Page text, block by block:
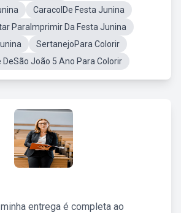
CaracolDe Festa Junina
ParaImprimir Da Festa Junina
SertanejoPara Colorir
João 5 Ano Para Colorir
entrega é completa ao